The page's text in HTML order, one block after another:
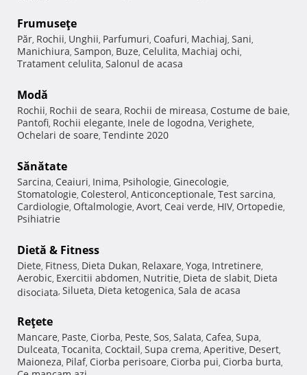
Frumuseţe
Păr, Rochii, Unghii, Parfumuri, Coafuri, Machiaj, Sani,
Manichiura, Sampon, Buze, Celulita, Machiaj ochi,
Tratament celulita, Salonul de acasa
Modă
Rochii, Rochii de seara, Rochii de mireasa, Costume de baie,
Pantofi, Rochii elegante, Inele de logodna, Verighete,
Ochelari de soare, Tendinte 2020
Sănătate
Sarcina, Ceaiuri, Inima, Psihologie, Ginecologie,
Stomatologie, Colesterol, Anticonceptionale, Test sarcina,
Cardiologie, Oftalmologie, Avort, Ceai verde, HIV, Ortopedie,
Psihiatrie
Dietă & Fitness
Diete, Fitness, Dieta Dukan, Relaxare, Yoga, Intretinere,
Aerobic, Exercitii abdomen, Nutritie, Dieta de slabit, Dieta
disociata, Silueta, Dieta ketogenica, Sala de acasa
Reţete
Mancare, Paste, Ciorba, Peste, Sos, Salata, Cafea, Supa,
Dulceata, Tocanita, Cocktail, Supa crema, Aperitive, Desert,
Maioneza, Pilaf, Ciorba perisoare, Ciorba pui, Ciorba burta,